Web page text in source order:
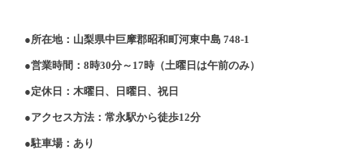
●所在地：山梨県中巨摩郡昭和町河東中島 748-1
●営業時間：8時30分～17時（土曜日は午前のみ）
●定休日：木曜日、日曜日、祝日
●アクセス方法：常永駅から徒歩12分
●駐車場：あり